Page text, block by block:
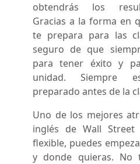
obtendrás los
Gracias a la forma en
te prepara para las
seguro de que
para tener éxito y
unidad. Siempre
preparado antes de la
Uno de los mejores
inglés de Wall
flexible, puedes
y donde quieras. No